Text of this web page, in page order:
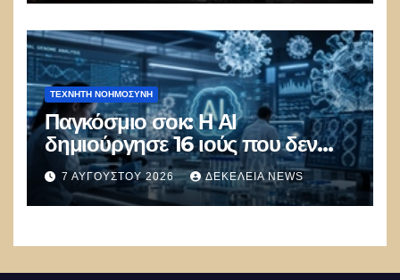
ΤΕΧΝΗΤΉ ΝΟΗΜΟΣΎΝΗ
Παγκόσμιο σοκ: Η ΑΙ
δημιούργησε 16 ιούς που δεν
υπάρχουν στη φύση –
Συναγερμός: Ο εφιάλτης μόλις
άρχισε
7 ΑΥΓΟΎΣΤΟΥ 2026 ΔΕΚΈΛΕΙΑ NEWS